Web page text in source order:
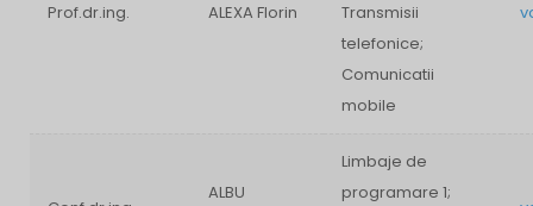
Prof.dr.ing. ALEXA Florin
Transmisii
telefonice;
Comunicatii
mobile
ALBU
Limbaje de
programare 1;